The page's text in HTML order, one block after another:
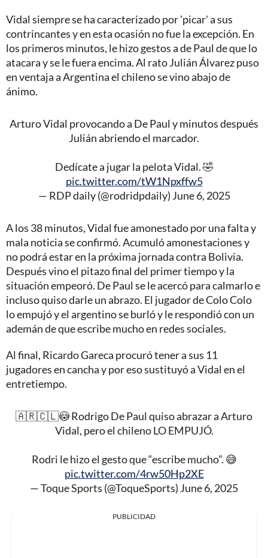
Vidal siempre se ha caracterizado por 'picar' a sus
contrincantes y en esta ocasión no fue la excepción. En
los primeros minutos, le hizo gestos a de Paul de que lo
atacara y se le fuera encima. Al rato Julián Álvarez puso
en ventaja a Argentina el chileno se vino abajo de
ánimo.
Arturo Vidal provocando a De Paul y minutos después
Julián abriendo el marcador.
Dedícate a jugar la pelota Vidal. 🤣
pic.twitter.com/tW1Npxffw5
— RDP daily (@rodridpdaily) June 6, 2025
A los 38 minutos, Vidal fue amonestado por una falta y
mala noticia se confirmó. Acumuló amonestaciones y
no podrá estar en la próxima jornada contra Bolivia.
Después vino el pitazo final del primer tiempo y la
situación empeoró. De Paul se le acercó para calmarlo e
incluso quiso darle un abrazo. El jugador de Colo Colo
lo empujó y el argentino se burló y le respondió con un
ademán de que escribe mucho en redes sociales.
Al final, Ricardo Gareca procuró tener a sus 11
jugadores en cancha y por eso sustituyó a Vidal en el
entretiempo.
🇦🇷🇨🇱😳 Rodrigo De Paul quiso abrazar a Arturo
Vidal, pero el chileno LO EMPUJÓ.
Rodri le hizo el gesto que “escribe mucho”. 😅
pic.twitter.com/4rw50Hp2XE
— Toque Sports (@ToqueSports) June 6, 2025
PUBLICIDAD